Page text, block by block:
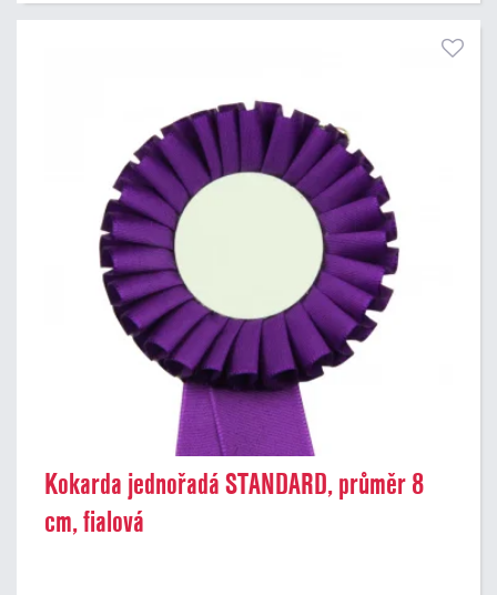
Kokarda jednořadá STANDARD, průměr 8
cm, fialová